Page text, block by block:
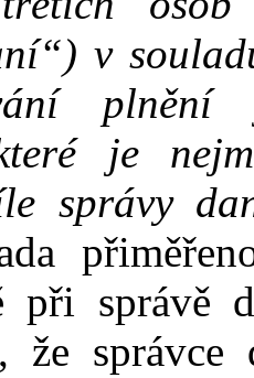
v
je
správy
při správě
že